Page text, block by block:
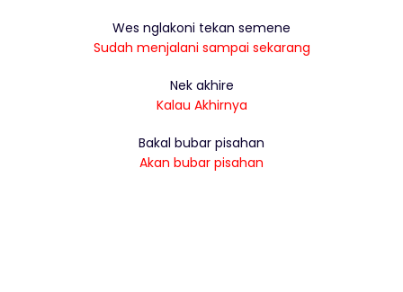
Wes nglakoni tekan semene
Sudah menjalani sampai sekarang
Nek akhire
Kalau Akhirnya
Bakal bubar pisahan
Akan bubar pisahan